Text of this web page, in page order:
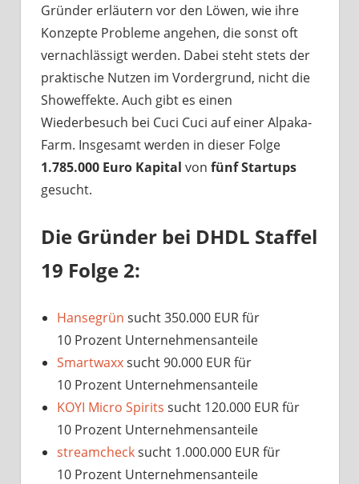
Gründer erläutern vor den Löwen, wie ihre
Konzepte Probleme angehen, die sonst oft
vernachlässigt werden. Dabei steht stets der
praktische Nutzen im Vordergrund, nicht die
Showeffekte. Auch gibt es einen
Wiederbesuch bei Cuci Cuci auf einer Alpaka-
Farm. Insgesamt werden in dieser Folge
1.785.000 Euro Kapital von fünf Startups
gesucht.
Die Gründer bei DHDL Staffel
19 Folge 2:
Hansegrün sucht 350.000 EUR für
10 Prozent Unternehmensanteile
Smartwaxxsucht 90.000 EUR für
10 Prozent Unternehmensanteile
KOYI Micro Spirits sucht 120.000 EUR für
10 Prozent Unternehmensanteile
streamchecksucht 1.000.000 EUR für
10 Prozent Unternehmensanteile